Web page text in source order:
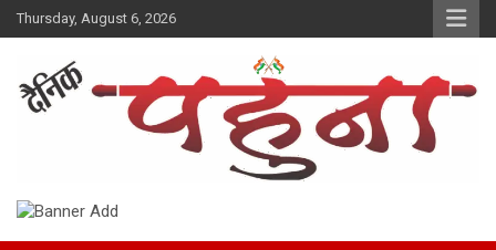
Skip
to
Thursday, August 6, 2026
Dainik Pahuna